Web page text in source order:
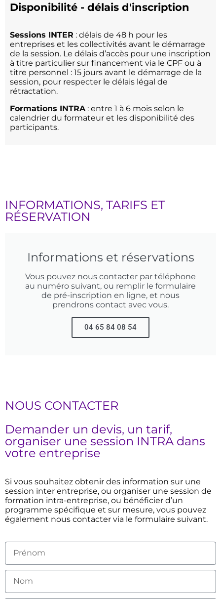
Disponibilité - délais d'inscription
Sessions INTER : délais de 48 h pour les
entreprises et les collectivités avant le démarrage
de la session. Le délais d’accès pour une inscription
à titre particulier sur financement via le CPF ou à
titre personnel : 15 jours avant le démarrage de la
session, pour respecter le délais légal de
rétractation.
Formations INTRA : entre 1 à 6 mois selon le
calendrier du formateur et les disponibilité des
participants.
INFORMATIONS, TARIFS ET
RÉSERVATION
Informations et réservations
Vous pouvez nous contacter par téléphone
au numéro suivant, ou remplir le formulaire
de pré-inscription en ligne, et nous
prendrons contact avec vous.
04 65 84 08 54
NOUS CONTACTER
Demander un devis, un tarif,
organiser une session INTRA dans
votre entreprise
Si vous souhaitez obtenir des information sur une
session inter entreprise, ou organiser une session de
formation intra-entreprise, ou bénéficier d’un
programme spécifique et sur mesure, vous pouvez
également nous contacter via le formulaire suivant.